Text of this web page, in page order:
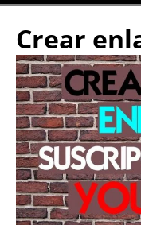
Crear